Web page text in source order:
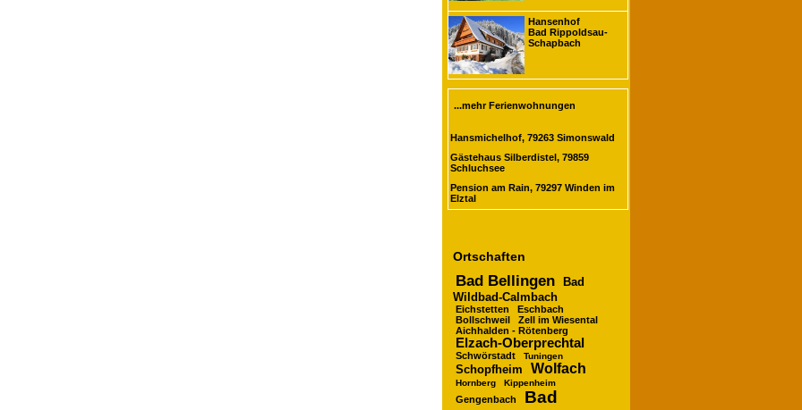
Hansenhof
Bad Rippoldsau-
Schapbach
...mehr Ferienwohnungen
Hansmichelhof, 79263 Simonswald
Gästehaus Silberdistel, 79859
Schluchsee
Pension am Rain, 79297 Winden im
Elztal
Ortschaften
Bad Bellingen
Bad
Wildbad-Calmbach
Eichstetten
Eschbach
Bollschweil
Zell im Wiesental
Aichhalden - Rötenberg
Elzach-Oberprechtal
Schwörstadt Tuningen
Schopfheim Wolfach
Hornberg Kippenheim
Gengenbach
Bad